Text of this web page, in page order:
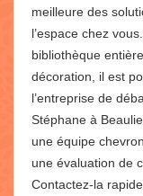
meilleure des
l’espace chez
bibliothèque
décoration, il est
l’entreprise de
Stéphane à
une équipe
une évaluation de
Contactez-la